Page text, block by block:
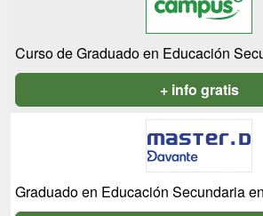
Curso de Graduado en Educación
+ info gratis
Graduado en Educación Secundaria